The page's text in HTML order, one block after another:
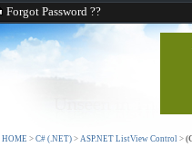
Forgot Password ??
HOME > C# (.NET) > ASP.NET ListView Control >